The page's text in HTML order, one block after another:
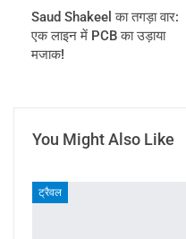
Saud Shakeel का तगड़ा वार:
एक लाइन में PCB का उड़ाया
मजाक!
You Might Also Like
ट्रैवल